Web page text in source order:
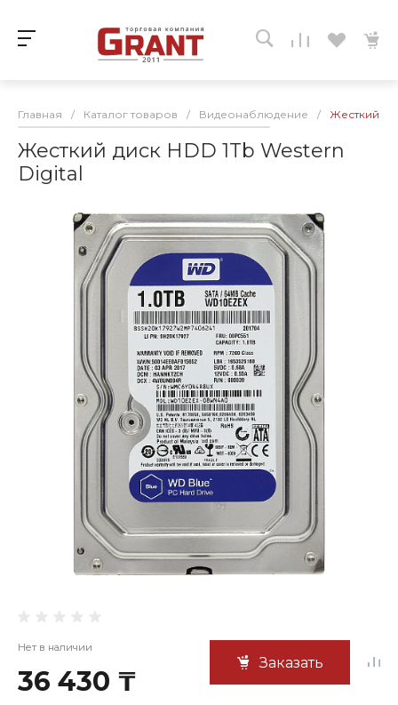
Главная / Каталог товаров / Видеонаблюдение / Жесткий
Жесткий диск HDD 1Tb Western
Digital
Нет в наличии
36 430 ₸
Заказать